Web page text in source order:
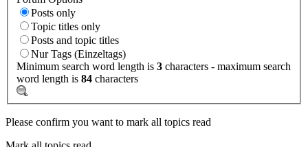
Posts only
Topic titles only
Posts and topic titles
Nur Tags (Einzeltags)
Minimum search word length is 3 characters - maximum search
word length is 84 characters
Please confirm you want to mark all topics read